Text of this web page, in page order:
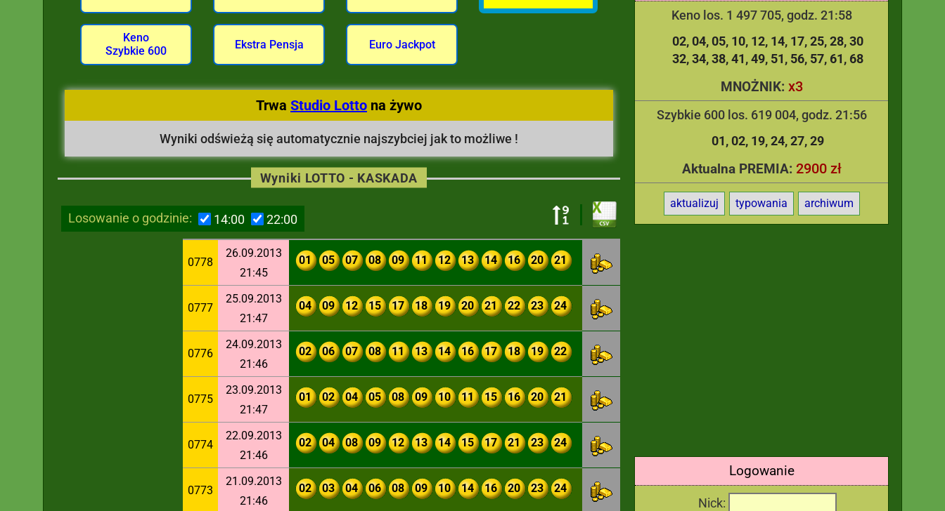
Keno los. 1 497 705, godz. 21:58
02 04 05 10 12 14 17 25 28 30
32 34 38 41 49 51 56 57 61 68
MNOŻNIK: x3
Szybkie 600 los. 619 004, godz. 21:56
01 02 19 24 27 29
Aktualna PREMIA: 2900 zł
aktualizuj typowania archiwum
Logowanie
Nick:
Keno
Szybkie 600
Ekstra Pensja Euro Jackpot
Trwa Studio Lotto na żywo
Wyniki odświeżą się automatycznie najszybciej jak to możliwe !
Losowanie o godzinie: 14:00 22:00
Wyniki LOTTO - KASKADA
0778
26.09.2013
21:45
01 05 07 08 09 11 12 13 14 16 20 21
0777
25.09.2013
21:47
04 09 12 15 17 18 19 20 21 22 23 24
0776
24.09.2013
21:46
02 06 07 08 11 13 14 16 17 18 19 22
0775
23.09.2013
21:47
01 02 04 05 08 09 10 11 15 16 20 21
0774
22.09.2013
21:46
02 04 08 09 12 13 14 15 17 21 23 24
0773
21.09.2013
21:46
02 03 04 06 08 09 10 14 16 20 23 24